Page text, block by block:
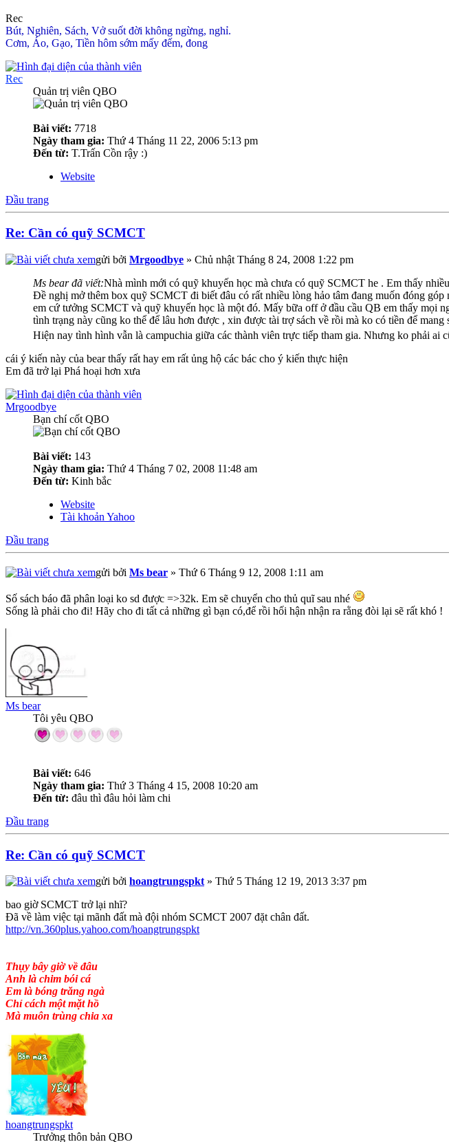
Rec
Bút, Nghiên, Sách, Vở suốt đời không ngừng, nghỉ.
Cơm, Áo, Gạo, Tiền hôm sớm mấy đếm, đong
Rec
Quản trị viên QBO
Bài viết: 7718
Ngày tham gia: Thứ 4 Tháng 11 22, 2006 5:13 pm
Đến từ: T.Trấn Cồn rậy :)
Website
Đầu trang
Re: Cần có quỹ SCMCT
gửi bởi Mrgoodbye » Chủ nhật Tháng 8 24, 2008 1:22 pm
Ms bear đã viết:Nhà mình mới có quỹ khuyến học mà chưa có quỹ SCMCT he . Em thấy
Đề nghị mở thêm box quỹ SCMCT đi biết đâu có rất nhiều lòng hảo tâm đang muốn đóng
em cứ tưởng SCMCT và quỹ khuyến học là một đó. Mấy bữa off ở đầu cầu QB em thấy mọi
tình trạng này cũng ko thể để lâu hơn được , xin được tài trợ sách về rồi mà ko có tiền để
Hiện nay tình hình vẫn là campuchia giữa các thành viên trực tiếp tham gia. Nhưng ko phải ai
cái ý kiến này của bear thấy rất hay em rất ủng hộ các bác cho ý kiến thực hiện
Em đã trở lại Phá hoại hơn xưa
Mrgoodbye
Bạn chí cốt QBO
Bài viết: 143
Ngày tham gia: Thứ 4 Tháng 7 02, 2008 11:48 am
Đến từ: Kinh bắc
Website
Tài khoản Yahoo
Đầu trang
gửi bởi Ms bear » Thứ 6 Tháng 9 12, 2008 1:11 am
Số sách báo đã phân loại ko sd được =>32k. Em sẽ chuyển cho thủ quĩ sau nhé
Sống là phải cho đi! Hãy cho đi tất cả những gì bạn có,để rồi hối hận nhận ra rằng đòi lại sẽ rất khó !
Ms bear
Tôi yêu QBO
Bài viết: 646
Ngày tham gia: Thứ 3 Tháng 4 15, 2008 10:20 am
Đến từ: đâu thì đâu hỏi làm chi
Đầu trang
Re: Cần có quỹ SCMCT
gửi bởi hoangtrungspkt » Thứ 5 Tháng 12 19, 2013 3:37 pm
bao giờ SCMCT trở lại nhĩ?
Đã về làm việc tại mãnh đất mà đội nhóm SCMCT 2007 đặt chân đất.
http://vn.360plus.yahoo.com/hoangtrungspkt
Thụy bây giờ về đâu
Anh là chim bói cá
Em là bóng trăng ngà
Chỉ cách một mặt hồ
Mà muôn trùng chia xa
hoangtrungspkt
Trưởng thôn bản QBO